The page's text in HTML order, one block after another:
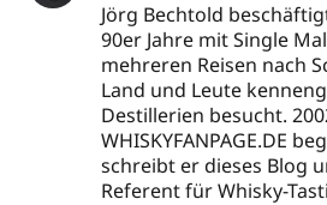
Jörg Bechtold
90er Jahre mit Single
mehreren Reisen nach
Land und Leute
Destillerien besucht.
WHISKYFANPAGE.DE
schreibt er dieses Blog
Referent für Whisky-